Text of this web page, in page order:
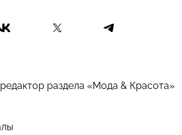
раздела «Мода & Красота»